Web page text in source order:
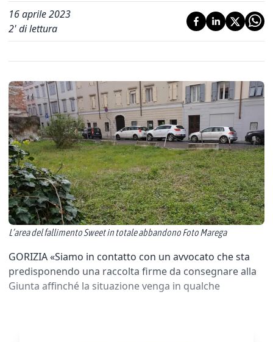
16 aprile 2023
2' di lettura
L’area del fallimento Sweet in totale abbandono Foto Marega
GORIZIA «Siamo in contatto con un avvocato che sta
predisponendo una raccolta firme da consegnare alla
Giunta affinché la situazione venga in qualche